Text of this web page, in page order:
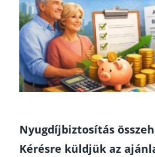
Nyugdíjbiztosítás
Kérésre küldjük az